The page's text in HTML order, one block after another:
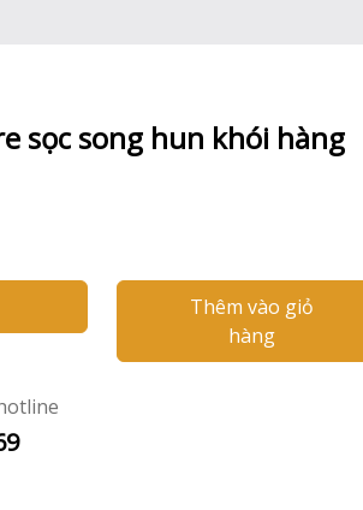
sọc song hun khói hàng
Thêm vào giỏ
hàng